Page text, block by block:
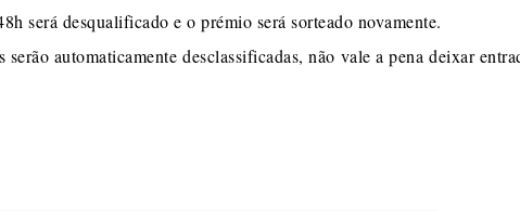
será desqualificado e o prémio será sorteado novamente.
automaticamente desclassificadas, não vale a pena deixar